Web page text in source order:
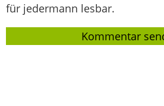
für jedermann lesbar.